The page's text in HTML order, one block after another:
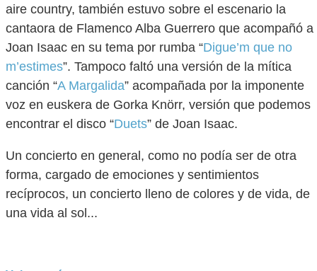
aire country, también estuvo sobre el escenario la
cantaora de Flamenco Alba Guerrero que acompañó a
Joan Isaac en su tema por rumba “Digue’m que no
m’estimes”. Tampoco faltó una versión de la mítica
canción “A Margalida” acompañada por la imponente
voz en euskera de Gorka Knörr, versión que podemos
encontrar el disco “Duets” de Joan Isaac.
Un concierto en general, como no podía ser de otra
forma, cargado de emociones y sentimientos
recíprocos, un concierto lleno de colores y de vida, de
una vida al sol...